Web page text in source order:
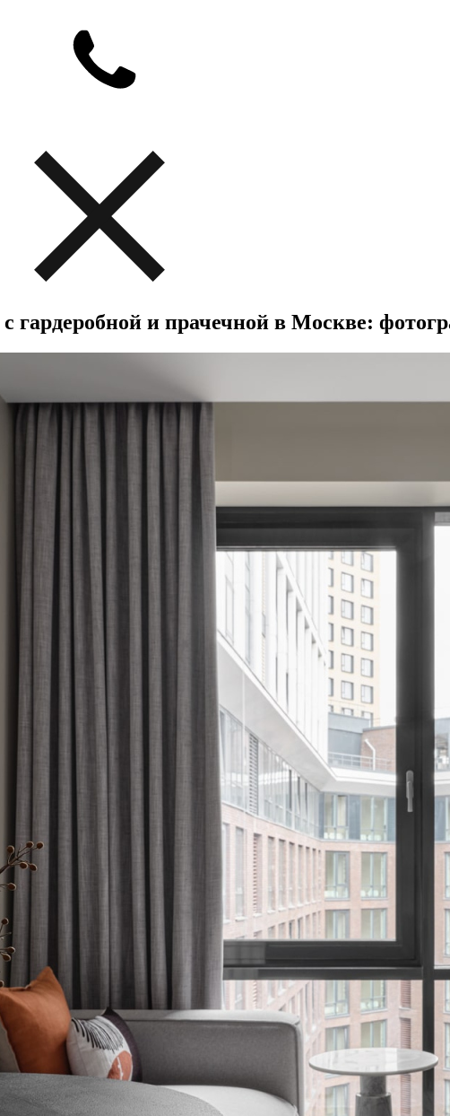
c гардеробной и прачечной в Москве: